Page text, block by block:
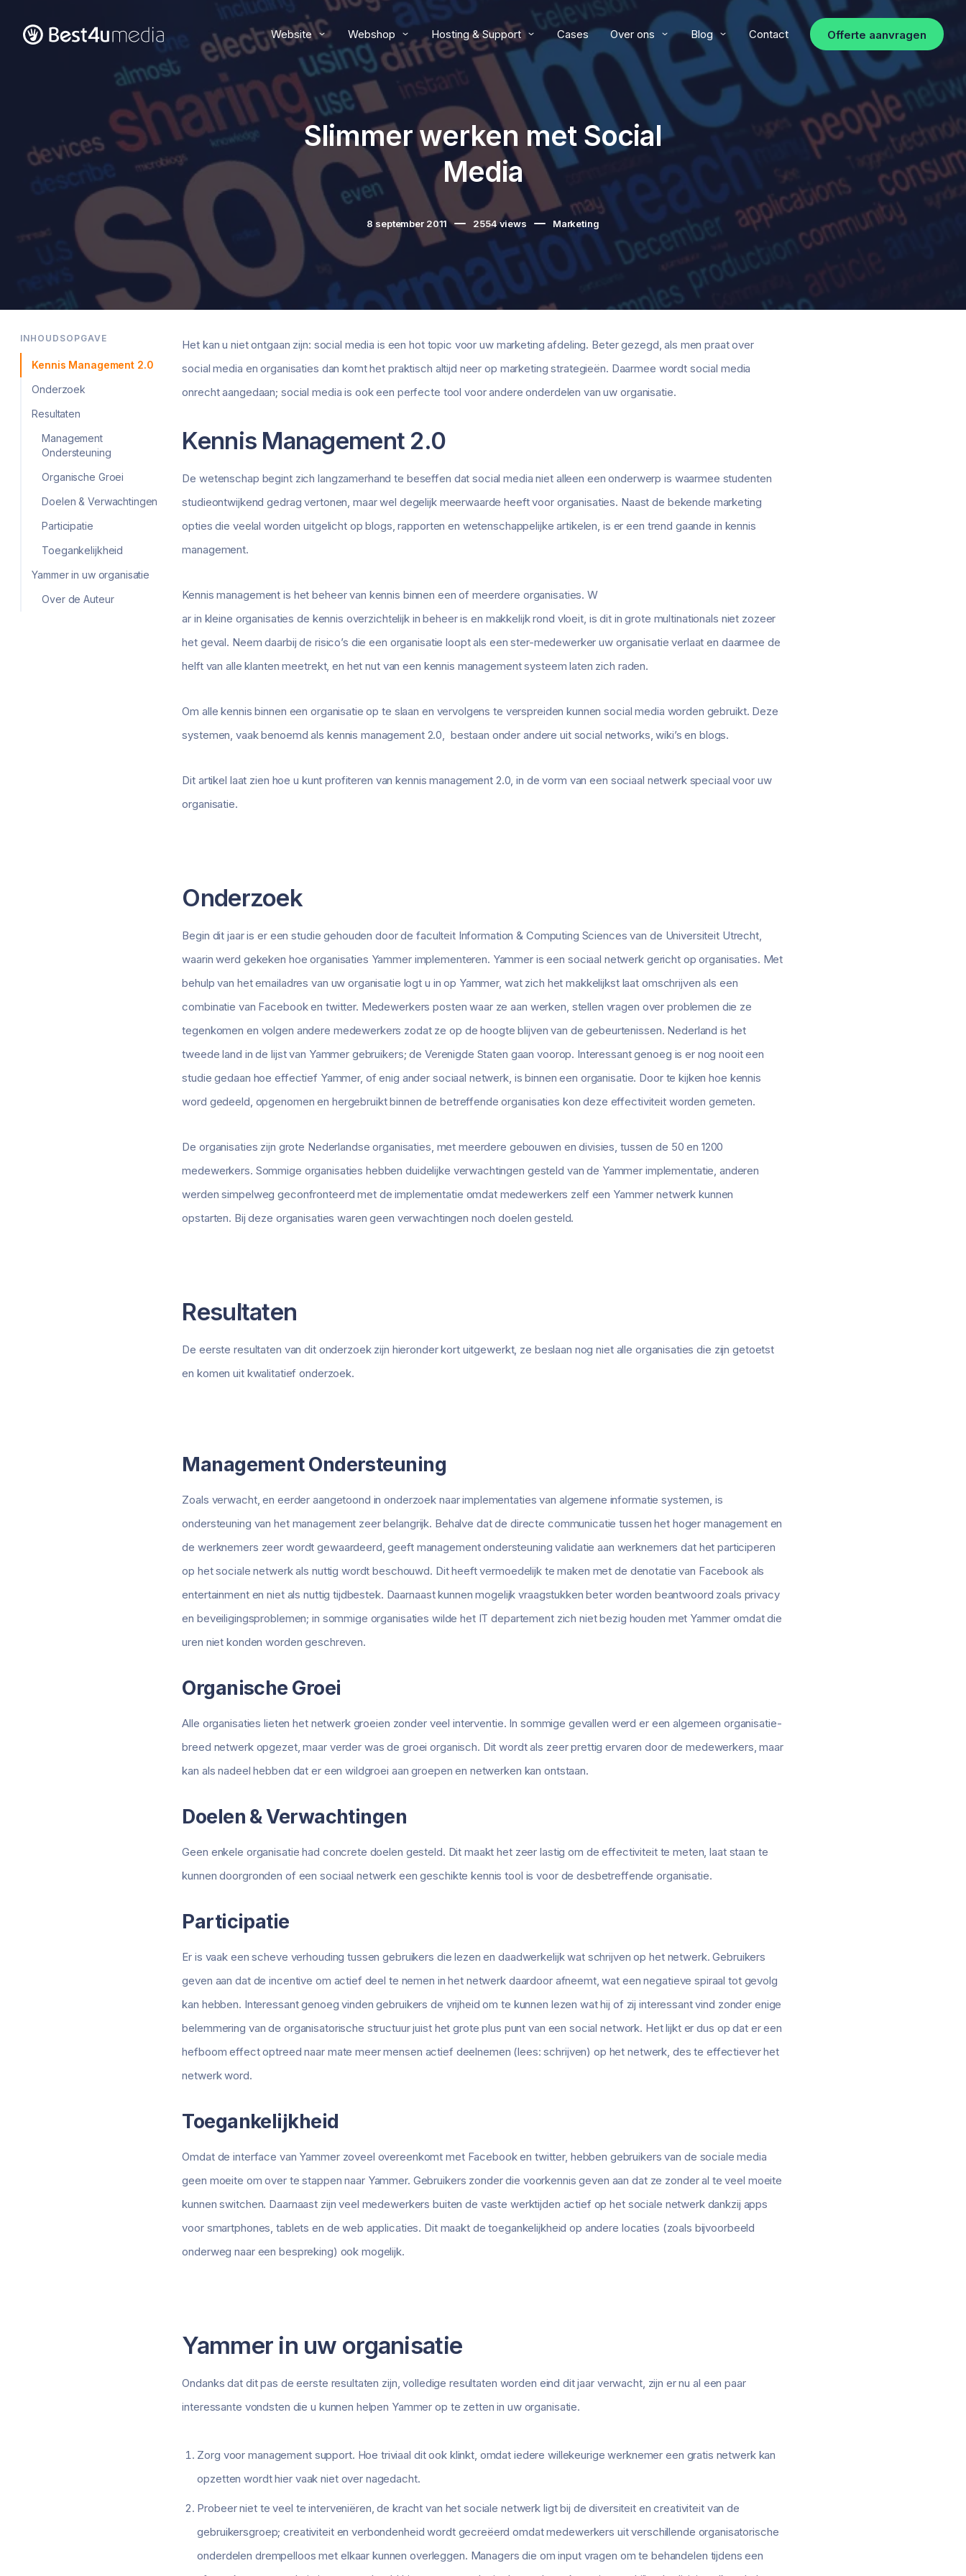
Website Webshop Hosting & Support Cases Over ons Blog Contact Offerte aanvragen
Slimmer werken met Social
Media
8 september 2011 2554views Marketing
INHOUDSOPGAVE
Kennis Management 2.0
Onderzoek
Resultaten
Management
Ondersteuning
Organische Groei
Doelen & Verwachtingen
Participatie
Toegankelijkheid
Yammer in uw organisatie
Over de Auteur
Het kan u niet ontgaan zijn: social media is een hot topic voor uw marketing afdeling. Beter gezegd, als men praat over
social media en organisaties dan komt het praktisch altijd neer op marketing strategieën. Daarmee wordt social media
onrecht aangedaan; social media is ook een perfecte tool voor andere onderdelen van uw organisatie.
Kennis Management 2.0
De wetenschap begint zich langzamerhand te beseffen dat social media niet alleen een onderwerp is waarmee studenten
studieontwijkend gedrag vertonen, maar wel degelijk meerwaarde heeft voor organisaties. Naast de bekende marketing
opties die veelal worden uitgelicht op blogs, rapporten en wetenschappelijke artikelen, is er een trend gaande in kennis
management.
Kennis management is het beheer van kennis binnen een of meerdere organisaties. W
ar in kleine organisaties de kennis overzichtelijk in beheer is en makkelijk rond vloeit, is dit in grote multinationals niet zozeer
het geval. Neem daarbij de risico’s die een organisatie loopt als een ster-medewerker uw organisatie verlaat en daarmee de
helft van alle klanten meetrekt, en het nut van een kennis management systeem laten zich raden.
Om alle kennis binnen een organisatie op te slaan en vervolgens te verspreiden kunnen social media worden gebruikt. Deze
systemen, vaak benoemd als kennis management 2.0, bestaan onder andere uit social networks, wiki’s en blogs.
Dit artikel laat zien hoe u kunt profiteren van kennis management 2.0, in de vorm van een sociaal netwerk speciaal voor uw
organisatie.
Onderzoek
Begin dit jaar is er een studie gehouden door de faculteit Information & Computing Sciences van de Universiteit Utrecht,
waarin werd gekeken hoe organisaties Yammer implementeren. Yammer is een sociaal netwerk gericht op organisaties. Met
behulp van het emailadres van uw organisatie logt u in op Yammer, wat zich het makkelijkst laat omschrijven als een
combinatie van Facebook en twitter. Medewerkers posten waar ze aan werken, stellen vragen over problemen die ze
tegenkomen en volgen andere medewerkers zodat ze op de hoogte blijven van de gebeurtenissen. Nederland is het
tweede land in de lijst van Yammer gebruikers; de Verenigde Staten gaan voorop. Interessant genoeg is er nog nooit een
studie gedaan hoe effectief Yammer, of enig ander sociaal netwerk, is binnen een organisatie. Door te kijken hoe kennis
word gedeeld, opgenomen en hergebruikt binnen de betreffende organisaties kon deze effectiviteit worden gemeten.
De organisaties zijn grote Nederlandse organisaties, met meerdere gebouwen en divisies, tussen de 50 en 1200
medewerkers. Sommige organisaties hebben duidelijke verwachtingen gesteld van de Yammer implementatie, anderen
werden simpelweg geconfronteerd met de implementatie omdat medewerkers zelf een Yammer netwerk kunnen
opstarten. Bij deze organisaties waren geen verwachtingen noch doelen gesteld.
Resultaten
De eerste resultaten van dit onderzoek zijn hieronder kort uitgewerkt, ze beslaan nog niet alle organisaties die zijn getoetst
en komen uit kwalitatief onderzoek.
Management Ondersteuning
Zoals verwacht, en eerder aangetoond in onderzoek naar implementaties van algemene informatie systemen, is
ondersteuning van het management zeer belangrijk. Behalve dat de directe communicatie tussen het hoger management en
de werknemers zeer wordt gewaardeerd, geeft management ondersteuning validatie aan werknemers dat het participeren
op het sociale netwerk als nuttig wordt beschouwd. Dit heeft vermoedelijk te maken met de denotatie van Facebook als
entertainment en niet als nuttig tijdbestek. Daarnaast kunnen mogelijk vraagstukken beter worden beantwoord zoals privacy
en beveiligingsproblemen; in sommige organisaties wilde het IT departement zich niet bezig houden met Yammer omdat die
uren niet konden worden geschreven.
Organische Groei
Alle organisaties lieten het netwerk groeien zonder veel interventie. In sommige gevallen werd er een algemeen organisatie-
breed netwerk opgezet, maar verder was de groei organisch. Dit wordt als zeer prettig ervaren door de medewerkers, maar
kan als nadeel hebben dat er een wildgroei aan groepen en netwerken kan ontstaan.
Doelen & Verwachtingen
Geen enkele organisatie had concrete doelen gesteld. Dit maakt het zeer lastig om de effectiviteit te meten, laat staan te
kunnen doorgronden of een sociaal netwerk een geschikte kennis tool is voor de desbetreffende organisatie.
Participatie
Er is vaak een scheve verhouding tussen gebruikers die lezen en daadwerkelijk wat schrijven op het netwerk. Gebruikers
geven aan dat de incentive om actief deel te nemen in het netwerk daardoor afneemt, wat een negatieve spiraal tot gevolg
kan hebben. Interessant genoeg vinden gebruikers de vrijheid om te kunnen lezen wat hij of zij interessant vind zonder enige
belemmering van de organisatorische structuur juist het grote plus punt van een social network. Het lijkt er dus op dat er een
hefboom effect optreed naar mate meer mensen actief deelnemen (lees: schrijven) op het netwerk, des te effectiever het
netwerk word.
Toegankelijkheid
Omdat de interface van Yammer zoveel overeenkomt met Facebook en twitter, hebben gebruikers van de sociale media
geen moeite om over te stappen naar Yammer. Gebruikers zonder die voorkennis geven aan dat ze zonder al te veel moeite
kunnen switchen. Daarnaast zijn veel medewerkers buiten de vaste werktijden actief op het sociale netwerk dankzij apps
voor smartphones, tablets en de web applicaties. Dit maakt de toegankelijkheid op andere locaties (zoals bijvoorbeeld
onderweg naar een bespreking) ook mogelijk.
Yammer in uw organisatie
Ondanks dat dit pas de eerste resultaten zijn, volledige resultaten worden eind dit jaar verwacht, zijn er nu al een paar
interessante vondsten die u kunnen helpen Yammer op te zetten in uw organisatie.
Zorg voor management support. Hoe triviaal dit ook klinkt, omdat iedere willekeurige werknemer een gratis netwerk kan
opzetten wordt hier vaak niet over nagedacht.
Probeer niet te veel te interveniëren, de kracht van het sociale netwerk ligt bij de diversiteit en creativiteit van de
gebruikersgroep; creativiteit en verbondenheid wordt gecreëerd omdat medewerkers uit verschillende organisatorische
onderdelen drempelloos met elkaar kunnen overleggen. Managers die om input vragen om te behandelen tijdens een